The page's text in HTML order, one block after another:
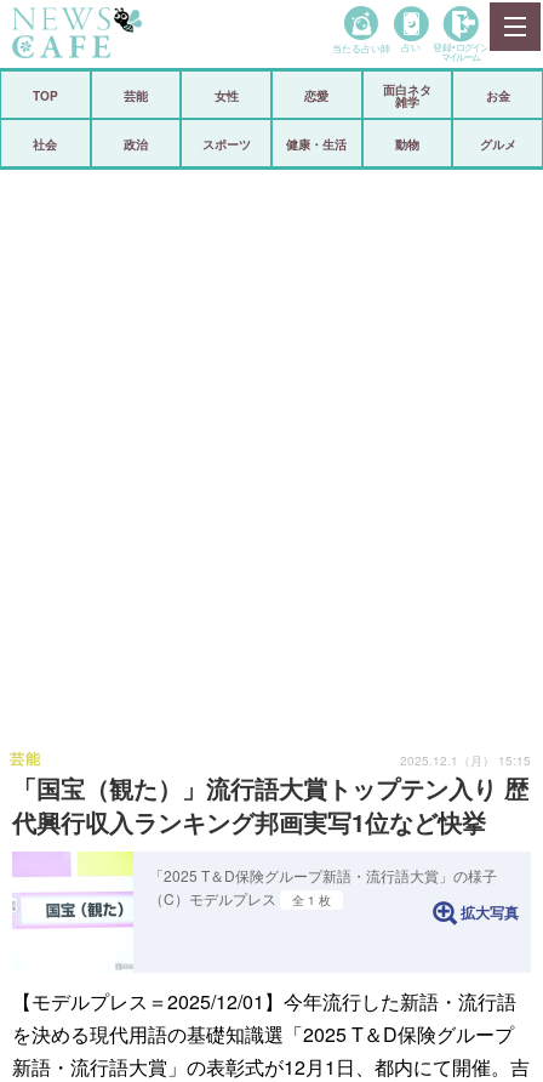
政治
当たる占い師 占い 登録• ログイン
マイルーム
TOP 芸能 女性 恋愛
面白ネタ
雑学
お金
社会 政治 スポーツ 健康・生活 動物 グルメ
「国宝（観た）」流行語大賞トップテン入り 歴
代興行収入ランキング邦画実写1位など快挙
芸能 2025.12.1（月） 15:15
「2025 T＆D保険グループ新語・流行語大賞」の様子
（C）モデルプレス
全 1 枚
拡大写真
【モデルプレス＝2025/12/01】今年流行した新語・流行語
を決める現代⽤語の基礎知識選「2025 T＆D保険グループ
新語・流行語大賞」の表彰式が12月1日、都内にて開催。吉